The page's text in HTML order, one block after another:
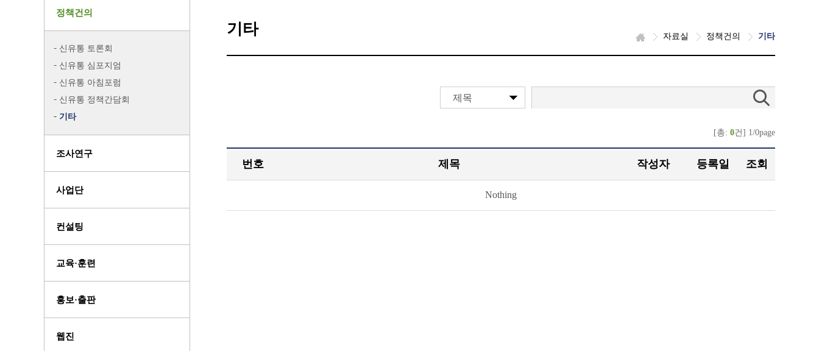
정책건의
신유통 토론회
신유통 심포지엄
신유통 아침포럼
신유통 정책간담회
기타
조사연구
사업단
컨설팅
교육·훈련
홍보·출판
웹진
기타 자료실 정책건의 기타
제목
[총: 0건] 1/0page
번호 제목 작성자 등록일 조회
Nothing